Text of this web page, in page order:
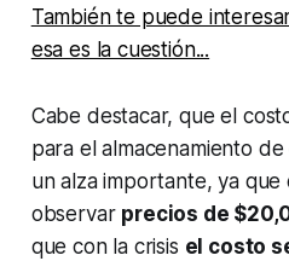
También te puede
esa es la cuestión...
Cabe destacar, que el
para el almacenamiento
un alza importante, ya
observar precios de
que con la crisis el costo